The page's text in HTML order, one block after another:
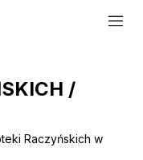
/
Raczyńskich w